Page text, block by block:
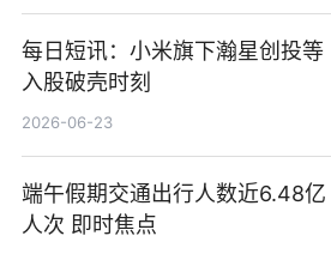
每日短讯：小米旗下瀚星创投等
入股破壳时刻
2026-06-23
端午假期交通出行人数近6.48亿
人次 即时焦点